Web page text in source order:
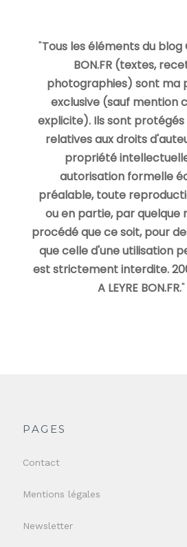
"Tous les éléments du blog
BON.FR (textes,
photographies) sont ma
exclusive (sauf mention
explicite). Ils sont protégés
relatives aux droits
propriété
autorisation formelle
préalable, toute
ou en partie, par quelque
procédé que ce soit, pour
que celle d'une utilisation
est strictement interdite.
A LEYRE BON.FR."
PAGES
Contact
Mentions légales
Newsletter